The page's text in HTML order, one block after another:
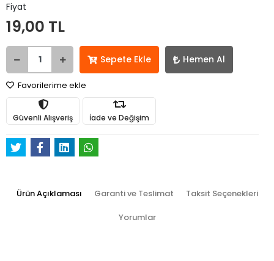
Fiyat
19,00 TL
Sepete Ekle Hemen Al
Favorilerime ekle
Güvenli Alışveriş İade ve Değişim
Ürün Açıklaması Garanti ve Teslimat Taksit Seçenekleri
Yorumlar